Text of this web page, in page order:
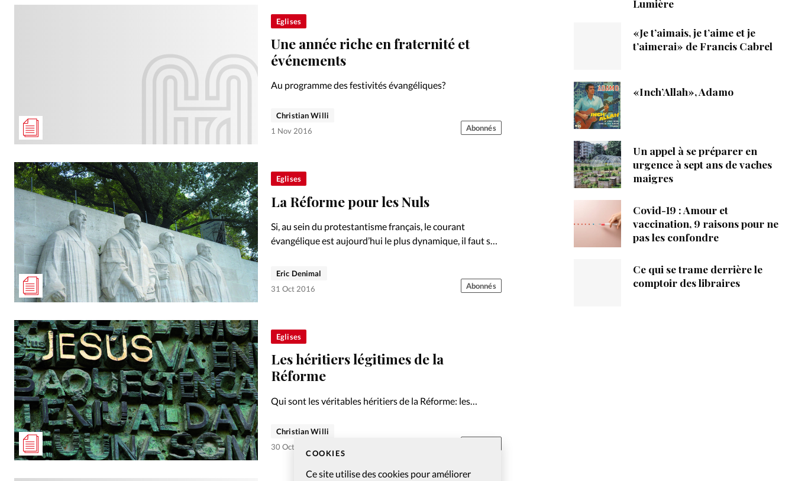
COOKIES
Ce site utilise des cookies pour améliorer
Eglises
Une année riche en fraternité et
événements
Au programme des festivités évangéliques?
Christian Willi
1 Nov 2016
Abonnés
Eglises
La Réforme pour les Nuls
Si, au sein du protestantisme français, le courant
évangélique est aujourd’hui le plus dynamique, il faut se
Eric Denimal
31 Oct 2016
Abonnés
Eglises
Les héritiers légitimes de la
Réforme
Qui sont les véritables héritiers de la Réforme: les
Christian Willi
30 Oct 2016
Lumière
«Je t’aimais, je t’aime et je
t’aimerai» de Francis Cabrel
«Inch’Allah», Adamo
Un appel à se préparer en
urgence à sept ans de vaches
maigres
Covid-19 : Amour et
vaccination, 9 raisons pour ne
pas les confondre
Ce qui se trame derrière le
comptoir des libraires